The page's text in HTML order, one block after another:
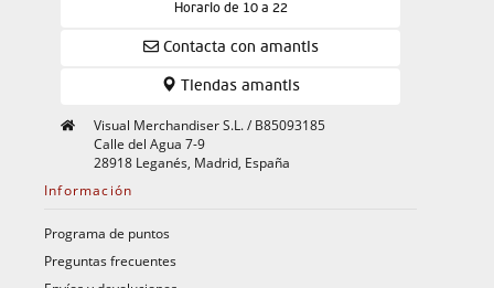
Horario de 10 a 22
Contacta con amantis
Tiendas amantis
Visual Merchandiser S.L. / B85093185
Calle del Agua 7-9
28918 Leganés, Madrid, España
Información
Programa de puntos
Preguntas frecuentes